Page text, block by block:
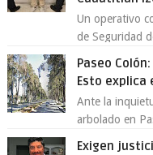
Un operativo
de Seguridad
Paseo
Esto explica
Ante la
arbolado en
Exigen